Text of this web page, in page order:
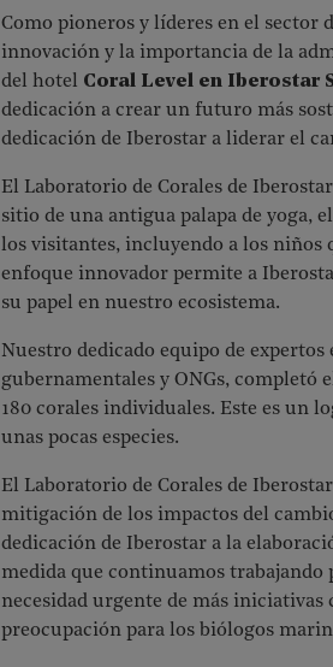
Como pioneros y líderes en el sector
innovación y la importancia de la
del hotel Coral Level en Iberostar
dedicación a crear un futuro más
dedicación de Iberostar a liderar el
El Laboratorio de Corales de
sitio de una antigua palapa de yoga,
los visitantes, incluyendo a los niños
enfoque innovador permite a
su papel en nuestro ecosistema.
Nuestro dedicado equipo de
gubernamentales y ONGs, completó
180 corales individuales. Este es un
unas pocas especies.
El Laboratorio de Corales de
mitigación de los impactos del
dedicación de Iberostar a la
medida que continuamos trabajando
necesidad urgente de más iniciativas
preocupación para los biólogos